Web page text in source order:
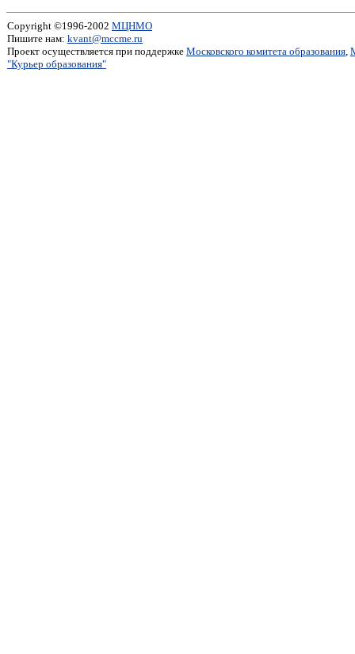
Copyright ©1996-2002 МЦНМО
Пишите нам: kvant@mccme.ru
Проект осуществляется при поддержке Московского комитета образования,
"Курьер образования"